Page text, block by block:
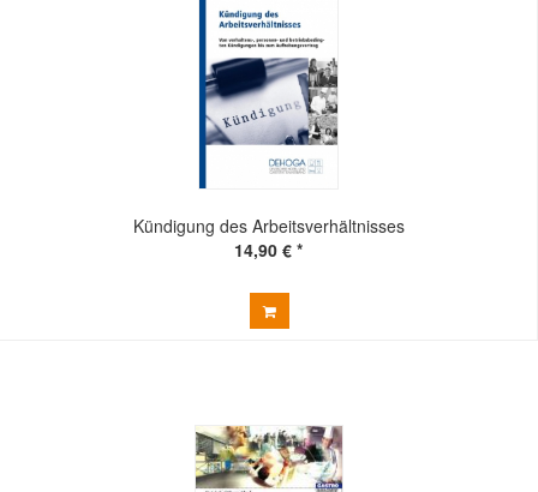
Kündigung des Arbeitsverhältnisses
14,90 € *